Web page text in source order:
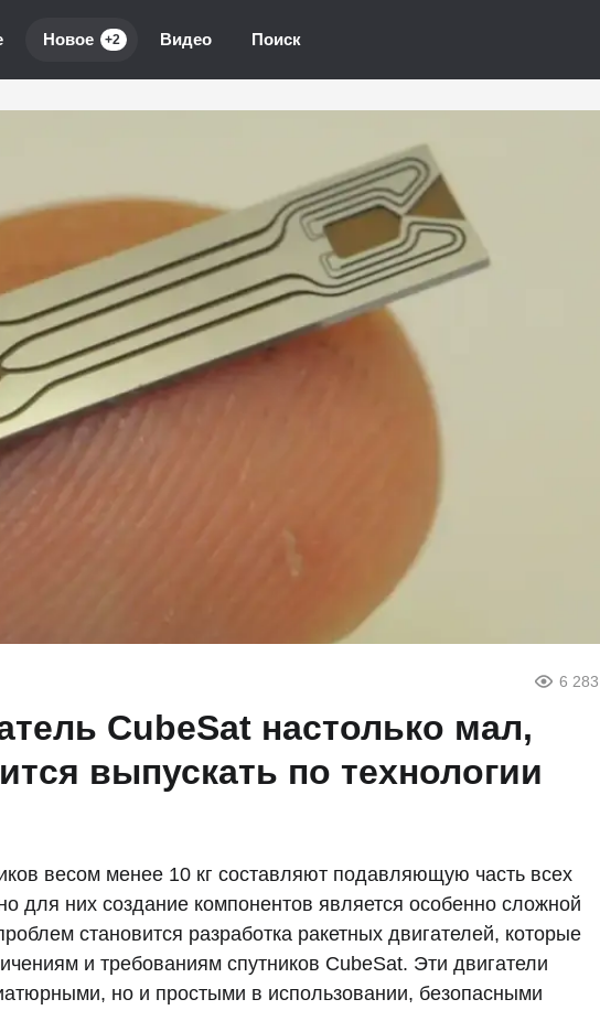
Новое +2 Видео Поиск
6 283
CubeSat настолько мал,
выпускать по технологии
весом менее 10 кг составляют подавляющую часть всех
для них создание компонентов является особенно сложной
становится разработка ракетных двигателей, которые
и требованиям спутников CubeSat. Эти двигатели
но и простыми в использовании, безопасными